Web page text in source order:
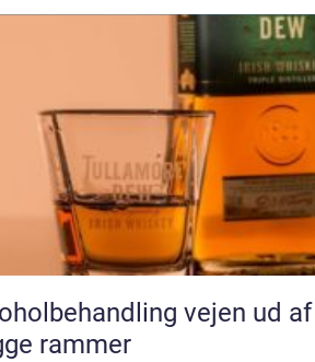
vejen ud af afhængighed i
rammer